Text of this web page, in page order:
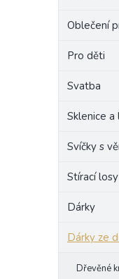
Oblečení
Pro děti
Svatba
Sklenice a
Svíčky s
Stírací losy
Dárky
Dárky ze
Dřevěné